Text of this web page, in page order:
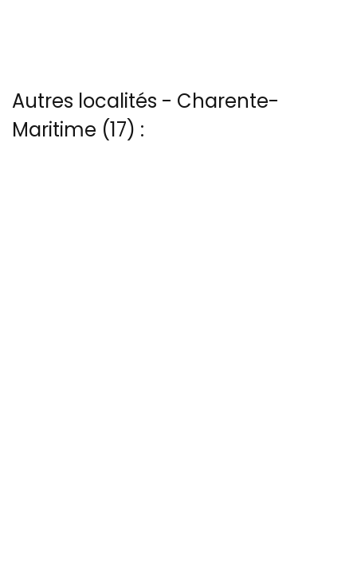
Autres localités - Charente-
Maritime (17) :